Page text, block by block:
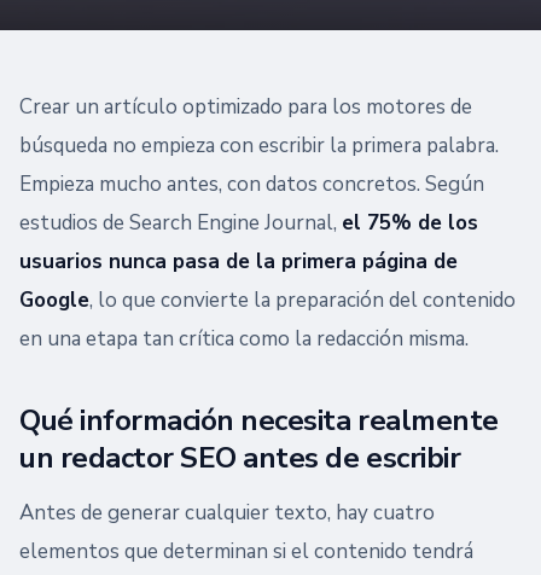
Crear un artículo optimizado para los motores de
búsqueda no empieza con escribir la primera palabra.
Empieza mucho antes, con datos concretos. Según
estudios de Search Engine Journal, el 75% de los
usuarios nunca pasa de la primera página de
Google, lo que convierte la preparación del contenido
en una etapa tan crítica como la redacción misma.
Qué información necesita realmente
un redactor SEO antes de escribir
Antes de generar cualquier texto, hay cuatro
elementos que determinan si el contenido tendrá